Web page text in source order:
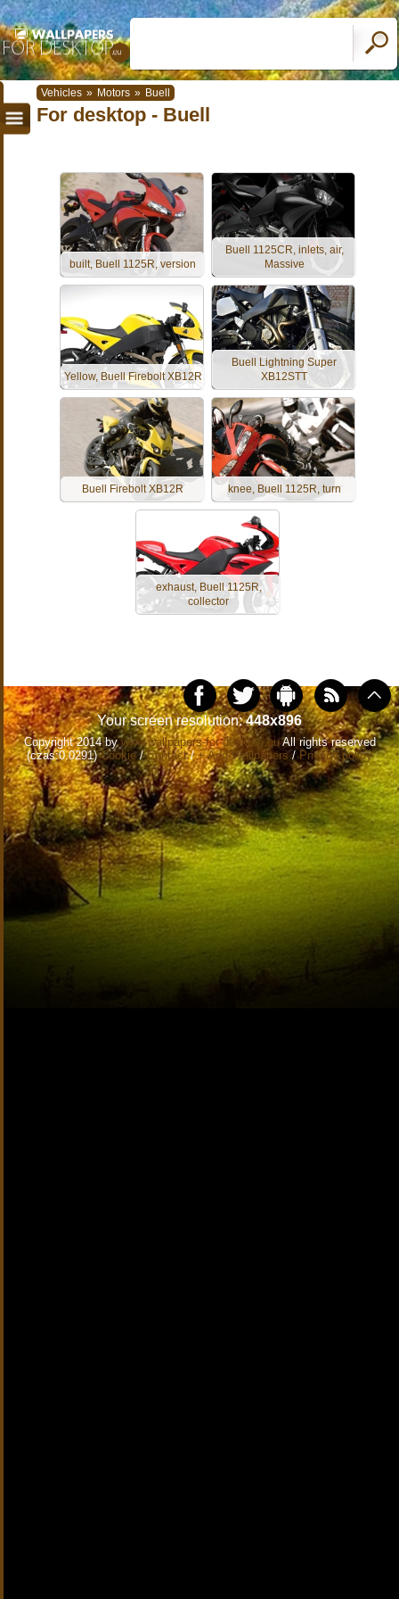
Vehicles » Motors » Buell
For desktop - Buell
built, Buell 1125R, version
Buell 1125CR, inlets, air,
Massive
Yellow, Buell Firebolt XB12R
Buell Lightning Super
XB12STT
Buell Firebolt XB12R knee, Buell 1125R, turn
exhaust, Buell 1125R,
collector
Your screen resolution:448x896
Copyright 2014 bywww.wallpapers-for-desktop.euAll rights reserved
(czas:0.0291)Cookie/Contact/+ Add Wallpapers/Privacy policy